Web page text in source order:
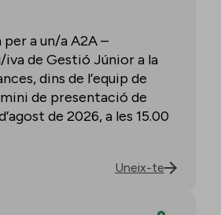
a un/a A2A –
de Gestió Júnior a la
dins de l’equip de
de presentació de
de 2026, a les 15.00
Uneix-te